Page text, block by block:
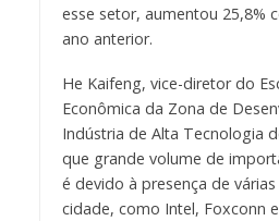
esse setor, aumentou 25,8%
ano anterior.
He Kaifeng, vice-diretor do
Econômica da Zona de
Indústria de Alta Tecnologia
que grande volume de
é devido à presença de
cidade, como Intel, Foxconn